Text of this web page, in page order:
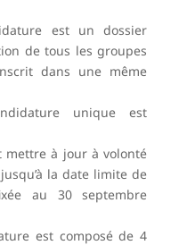
est un dossier
de tous les groupes
dans une même
unique est
mettre à jour à volonté
la date limite de
au 30 septembre
est composé de 4